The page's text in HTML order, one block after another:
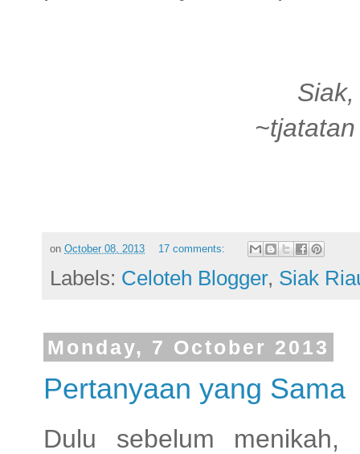
on October 08, 2013 17 comments:
Labels: Celoteh Blogger, Siak
Monday, 7 October 2013
Pertanyaan yang Sama
Dulu sebelum